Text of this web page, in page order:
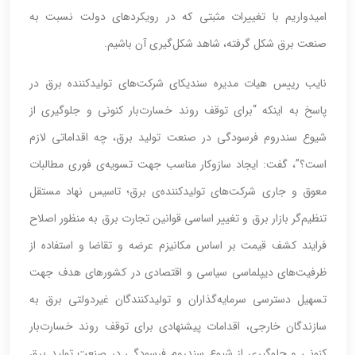
امیدواریم با تغییرات مثبتی که در رویکردهای دولت نسبت به
صنعت برق شکل گرفته، شاهد شکل‌گیری آن باشیم.
نایب رییس هیات مدیره سندیکای شرکت‌های تولیدکننده برق در
پاسخ به اینکه “برای توقف روند خسارت‌بار کنونی و جلوگیری از
شیوع سندروم فرسودگی در صنعت تولید برق، چه اقداماتی لازم
است؟”، گفت: ایجاد سازوکار مناسب جهت تسویه‌ی فوری مطالبات
معوق و جاری شرکت‌های تولید‌کننده‌ی برق؛ تاسیس نهاد مستقل
تنظیم‌گر بازار برق و تغییر اساسی قوانین تجارت برق به منظور اصلاح
فرایند کشف قیمت بر اساس مکانیزم عرضه و تقاضا و استفاده از
ظرفیت‌های دیپلماسی سیاسی و اقتصادی در کشورهای هدف جهت
تسهیل دسترسی سرمایه‌گذاران و تولیدکنندگان غیردولتی برق به
سازندگان خارجی، اقدامات پیشنهادی برای توقف روند خسارت‌بار